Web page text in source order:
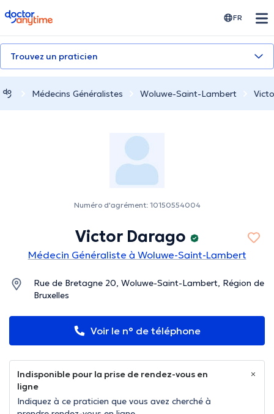
doctoranytime FR
Trouvez un praticien
Médecins Généralistes Woluwe-Saint-Lambert
Numéro d'agrément: 10150554004
Victor Darago
Médecin Généraliste à Woluwe-Saint-Lambert
Rue de Bretagne 20, Woluwe-Saint-Lambert, Région de
Bruxelles
Voir le n° de téléphone
Indisponible pour la prise de rendez-vous en
ligne
Indiquez à ce praticien que vous avez cherché à